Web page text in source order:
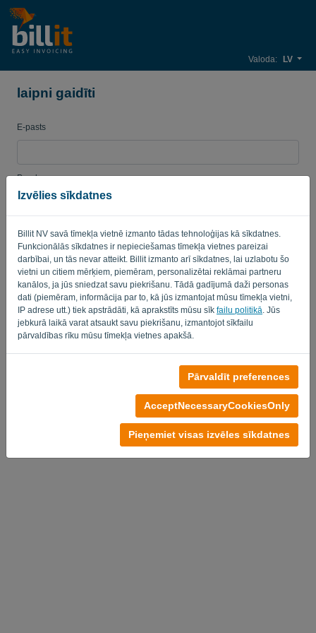
Izvēlies sīkdatnes
Billit NV savā tīmekļa vietnē izmanto tādas tehnoloģijas kā sīkdatnes.
Funkcionālās sīkdatnes ir nepieciešamas tīmekļa vietnes pareizai
darbībai, un tās nevar atteikt. Billit izmanto arī sīkdatnes, lai uzlabotu šo
vietni un citiem mērķiem, piemēram, personalizētai reklāmai partneru
kanālos, ja jūs sniedzat savu piekrišanu. Tādā gadījumā daži personas
dati (piemēram, informācija par to, kā jūs izmantojat mūsu tīmekļa vietni,
IP adrese utt.) tiek apstrādāti, kā aprakstīts mūsu sīk failu politikā . Jūs
jebkurā laikā varat atsaukt savu piekrišanu, izmantojot sīkfailu
pārvaldības rīku mūsu tīmekļa vietnes apakšā.
Pārvaldīt preferences
AcceptNecessaryCookiesOnly
Pieņemiet visas izvēles sīkdatnes
Valoda: LV
laipni gaidīti
E-pasts
Parole
Atgādināt Aizmirsu paroli?
PIERAKSTĪTIES
Izmēģiniet bez maksas tūlīt
Noteikumi un nosacījumi